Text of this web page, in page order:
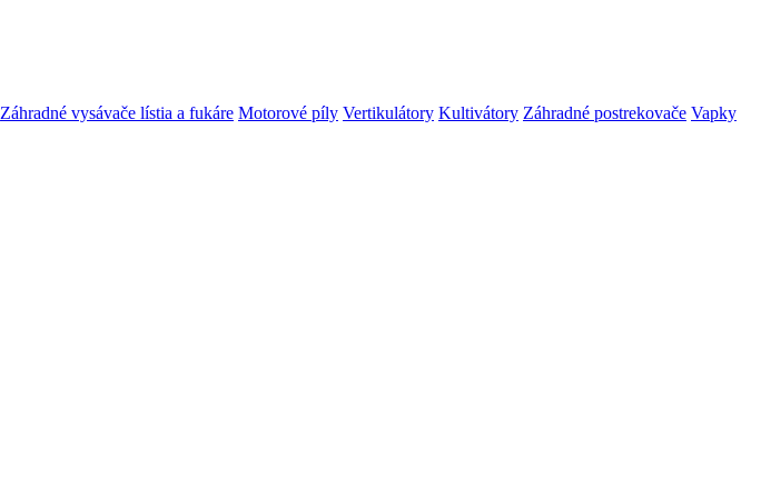
Záhradné vysávače lístia a fukáre Motorové píly Vertikulátory Kultivátory Záhradné postrekovače Vapky